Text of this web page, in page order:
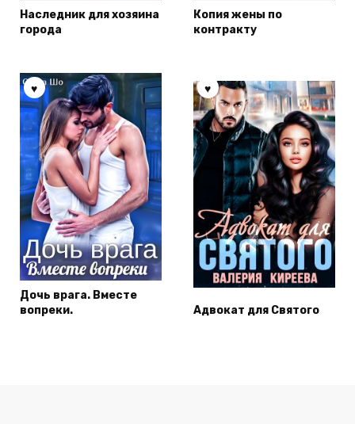
Наследник для хозяина
города
Копия жены по
контракту
Дочь врага. Вместе
вопреки.
Адвокат для Святого